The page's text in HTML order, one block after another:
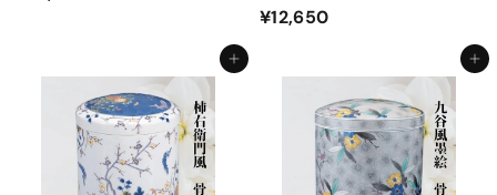
,
6
5
¥12,650¥
2
,
6
5
0
カートに入れる カートに入れる